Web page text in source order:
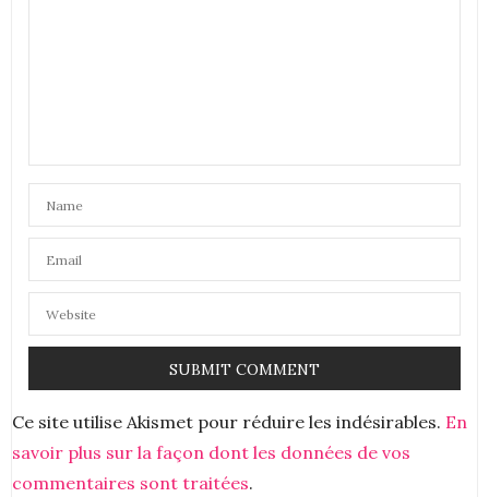
Ce site utilise Akismet pour réduire les indésirables. En
savoir plus sur la façon dont les données de vos
commentaires sont traitées.